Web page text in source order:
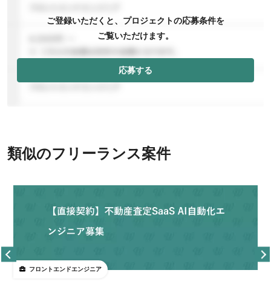
ご登録いただくと、プロジェクトの応募条件を
ご覧いただけます。
応募する
類似のフリーランス案件
フロントエンドエンジニア